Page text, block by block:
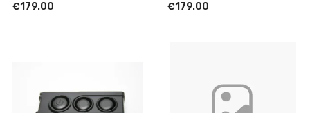
€179.00 €179.00